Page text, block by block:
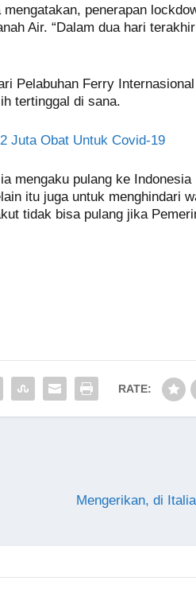
penerapan
Air. “Dalam dua hari
Pelabuhan Ferry
tertinggal di sana.
Juta Obat Untuk Covid-19
mengaku pulang ke Indonesia
itu juga untuk menghindari
tidak bisa pulang jika
RATE:
Mengerikan, di